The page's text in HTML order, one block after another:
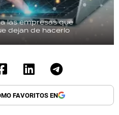
las empresas que
dejan de hacerlo
FAVORITOS EN